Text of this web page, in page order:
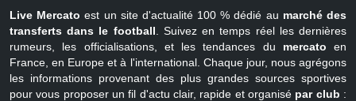
Live Mercato est un site d'actualité 100 % dédié au marché des
transferts dans le football . Suivez en temps réel les dernières
rumeurs, les officialisations, et les tendances du mercato en
France, en Europe et à l'international. Chaque jour, nous agrégons
les informations provenant des plus grandes sources sportives
pour vous proposer un fil d'actu clair, rapide et organisé par club :